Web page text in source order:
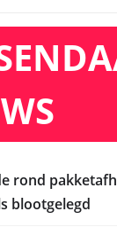
rond
blootgelegd